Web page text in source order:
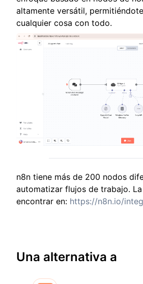
altamente versátil,
cualquier cosa con todo.
n8n tiene más de 200 nodos
automatizar flujos de trabajo.
encontrar en: https://n8n.io/
Una alternativa a